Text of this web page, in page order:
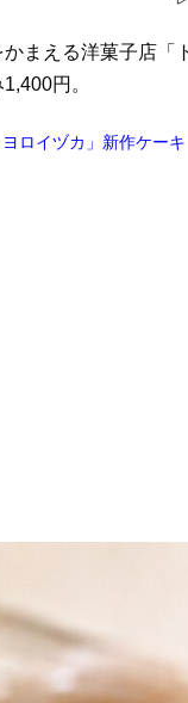
まえる洋菓子店「
円。
ロイヅカ」新作ケー